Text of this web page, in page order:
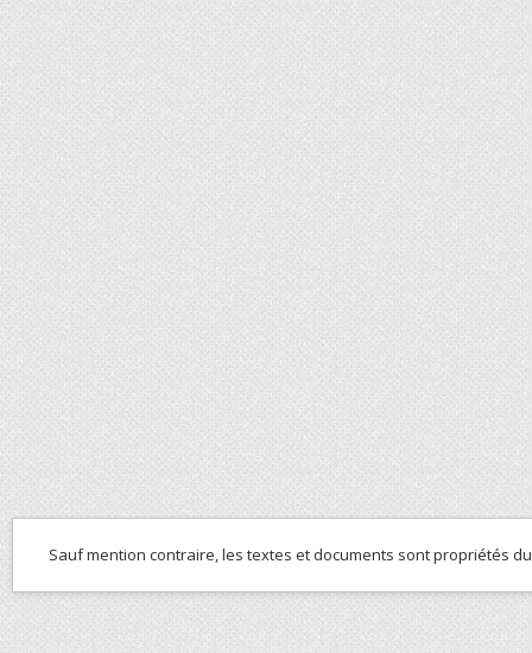
Sauf mention contraire, les textes et documents sont propriétés